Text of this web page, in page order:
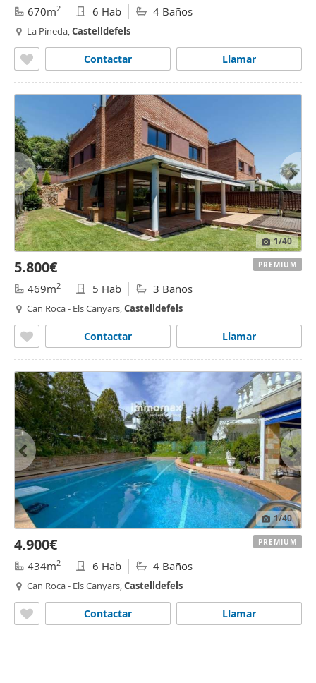
670m2 6 Hab 4 Baños
La Pineda,Castelldefels
Llamar
Contactar
1/40
5.800€
469m2 5 Hab 3 Baños
Can Roca - Els Canyars,Castelldefels
Llamar
Contactar
PREMIUM
1/40
4.900€
434m2 6 Hab 4 Baños
Can Roca - Els Canyars,Castelldefels
Llamar
Contactar
PREMIUM